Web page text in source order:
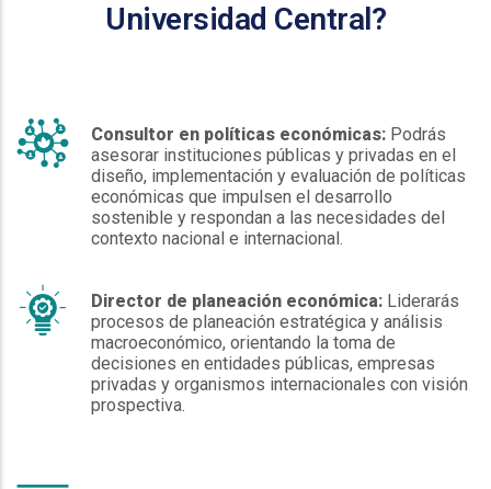
Universidad Central?
Consultor en políticas económicas: Podrás
asesorar instituciones públicas y privadas en el
diseño, implementación y evaluación de políticas
económicas que impulsen el desarrollo
sostenible y respondan a las necesidades del
contexto nacional e internacional.
Director de planeación económica: Liderarás
procesos de planeación estratégica y análisis
macroeconómico, orientando la toma de
decisiones en entidades públicas, empresas
privadas y organismos internacionales con visión
prospectiva.